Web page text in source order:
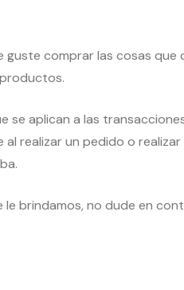
comprar las cosas
aplican a las
un pedido o realizar
brindamos, no dude en